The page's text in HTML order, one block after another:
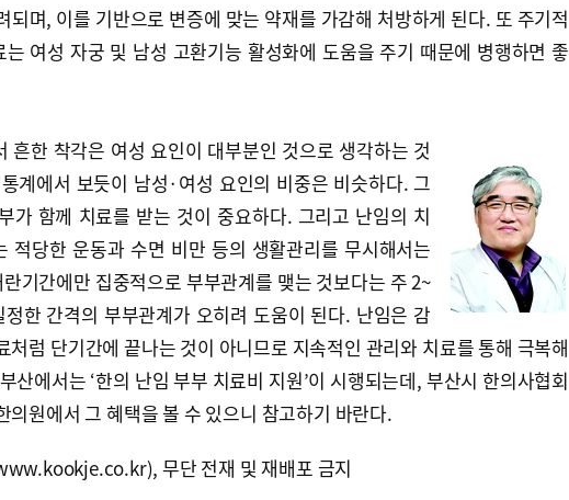
되며, 이를 기반으로 변증에 맞는 약재를 가감해 처방하게 된다. 또 주기적
는 여성 자궁 및 남성 고환기능 활성화에 도움을 주기 때문에 병행하면 좋
흔한 착각은 여성 요인이 대부분인 것으로 생각하는 것
계에서 보듯이 남성·여성 요인의 비중은 비슷하다. 그
가 함께 치료를 받는 것이 중요하다. 그리고 난임의 치
적당한 운동과 수면 비만 등의 생활관리를 무시해서는
기간에만 집중적으로 부부관계를 맺는 것보다는 주 2~
한 간격의 부부관계가 오히려 도움이 된다. 난임은 감
처럼 단기간에 끝나는 것이 아니므로 지속적인 관리와 치료를 통해 극복해
산에서는 ‘한의 난임 부부 치료비 지원’이 시행되는데, 부산시 한의사협회
의원에서 그 혜택을 볼 수 있으니 참고하기 바란다.
무단 전재 및 재배포 금지